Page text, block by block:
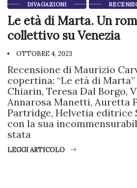
DIVAGAZIONI
Le età di Marta. Un
collettivo su Venezia
OTTOBRE 4, 2023
Recensione di Maurizio
copertina: “Le età di
Chiarin, Teresa Dal Borgo,
Annarosa Manetti, Auretta
Partridge, Helvetia editrice
con la sua
stata
LEGGI ARTICOLO